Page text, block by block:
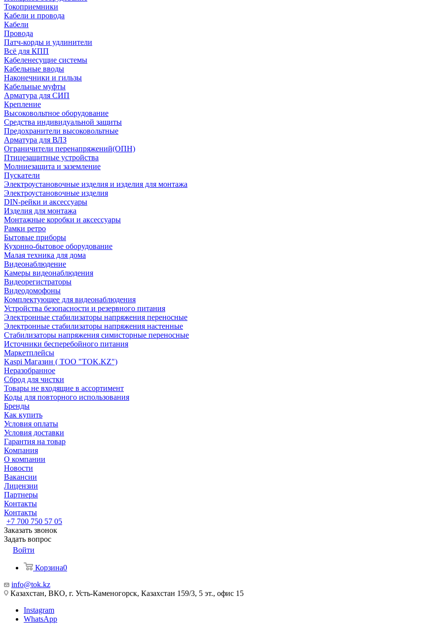
Токоприемники
Кабели и провода
Кабели
Провода
Патч-корды и удлинители
Всё для КПП
Кабеленесущие системы
Кабельные вводы
Наконечники и гильзы
Кабельные муфты
Арматура для СИП
Крепление
Высоковольтное оборудование
Средства индивидуальной защиты
Предохранители высоковольтные
Арматура для ВЛЗ
Ограничители перенапряжений(ОПН)
Птицезащитные устройства
Молниезащита и заземление
Пускатели
Электроустановочные изделия и изделия для монтажа
Электроустановочные изделия
DIN-рейки и аксессуары
Изделия для монтажа
Монтажные коробки и аксессуары
Рамки ретро
Бытовые приборы
Кухонно-бытовое оборудование
Малая техника для дома
Видеонаблюдение
Камеры видеонаблюдения
Видеорегистраторы
Видеодомофоны
Комплектующее для видеонаблюдения
Устройства безопасности и резервного питания
Электронные стабилизаторы напряжения переносные
Электронные стабилизаторы напряжения настенные
Стабилизаторы напряжения симисторные переносные
Источники бесперебойного питания
Маркетплейсы
Kaspi Магазин ( ТОО "TOK.KZ")
Неразобранное
Сброд для чистки
Товары не входящие в ассортимент
Коды для повторного использования
Бренды
Как купить
Условия оплаты
Условия доставки
Гарантия на товар
Компания
О компании
Новости
Вакансии
Лицензии
Партнеры
Контакты
Контакты
+7 700 750 57 05
Заказать звонок
Задать вопрос
Войти
Корзина0
info@tok.kz
Казахстан, ВКО, г. Усть-Каменогорск, Казахстан 159/3, 5 эт., офис 15
Instagram
WhatsApp